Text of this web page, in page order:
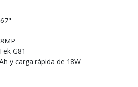
G81
y carga rápida de 18W